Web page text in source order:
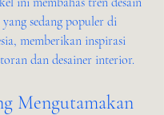
sedang populer di
memberikan inspirasi
dan desainer interior.
Mengutamakan